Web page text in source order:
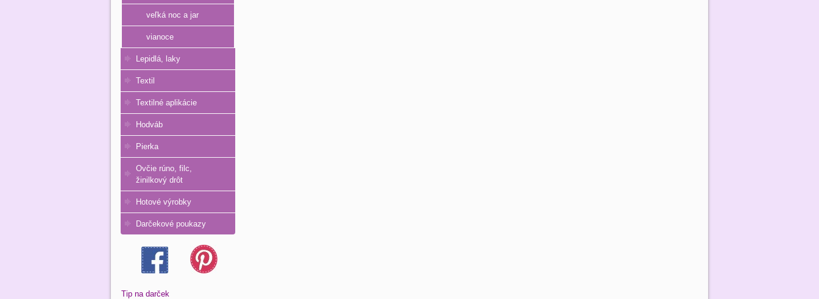
veľká noc a jar
vianoce
Lepidlá, laky
Textil
Textilné aplikácie
Hodváb
Pierka
Ovčie rúno, filc,
žinilkový drôt
Hotové výrobky
Darčekové poukazy
Tip na darček